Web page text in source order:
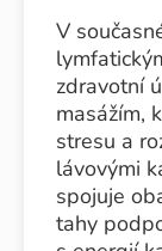
V
zdravotní
masážím,
stresu a
lávovými
spojuje
tahy